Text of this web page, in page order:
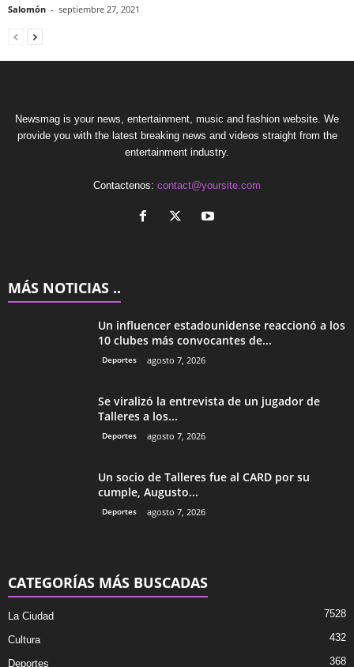
Salomón - septiembre 27, 2021
Newsmag is your news, entertainment, music and fashion website. We
provide you with the latest breaking news and videos straight from the
entertainment industry.
Contactenos: contact@yoursite.com
MÁS NOTICIAS ..
Un influencer estadounidense reaccionó a los
10 clubes más convocantes de...
Deportes agosto 7, 2026
Se viralizó la entrevista de un jugador de
Talleres a los...
Deportes agosto 7, 2026
Un socio de Talleres fue al CARD por su
cumple, Augusto...
Deportes agosto 7, 2026
CATEGORÍAS MÁS BUSCADAS
La Ciudad 7528
Cultura 432
Deportes 368